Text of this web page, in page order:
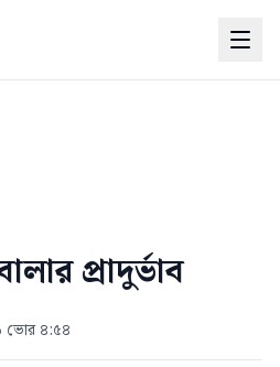
প্রাদুর্ভাব
ভোর ৪:৫৪